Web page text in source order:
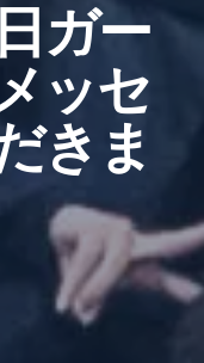
ガー
ッセ
きま